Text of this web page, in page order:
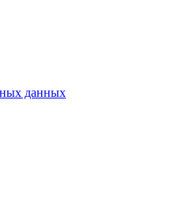
данных